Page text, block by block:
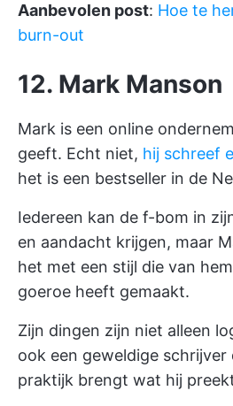
Aanbevolen post: Hoe te
burn-out
12. Mark Manson
Mark is een online
geeft. Echt niet, hij schreef
het is een bestseller in de
Iedereen kan de f-bom in
en aandacht krijgen, maar
het met een stijl die van
goeroe heeft gemaakt.
Zijn dingen zijn niet alleen
ook een geweldige schrijver
praktijk brengt wat hij